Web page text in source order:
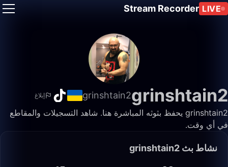
LIVE
Stream Recorder
grinshtain2
grinshtain2 إبلاغ
grinshtain2 يحفظ بثوثه المباشرة هنا. شاهد التسجيلات والمقاطع
في أي وقت.
نشاط بث grinshtain2